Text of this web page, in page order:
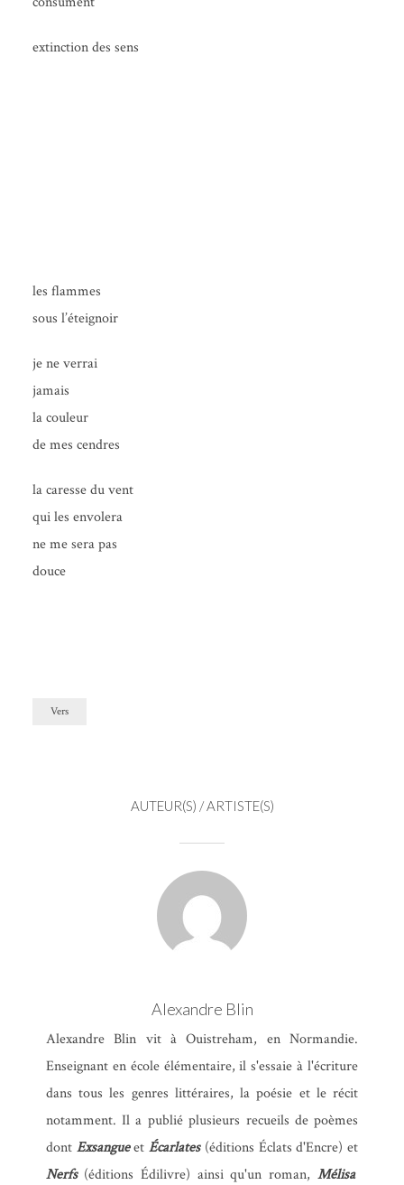
naître d’un brasier… (et autres
extinc­tion des sens
les flammes
sous l’éteignoir
je ne verrai
jamais
la couleur
de mes cendres
la caresse du vent
qui les envolera
ne me sera pas
douce
Vers
AUTEUR(S) / ARTISTE(S)
Alexandre Blin
Alexandre Blin vit à Ouistreham, en Normandie.
Enseignant en école élémentaire, il s'essaie à l'écriture
dans tous les genres littéraires, la poésie et le récit
notamment. Il a publié plusieurs recueils de poèmes
dontExsangueet Écarlates(éditions Éclats d'Encre) et
Nerfs(éditions Édilivre) ainsi qu'un roman, Mélisa